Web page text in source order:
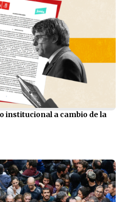
institucional a cambio de la